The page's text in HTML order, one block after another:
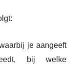
je aangeeft
bij welke